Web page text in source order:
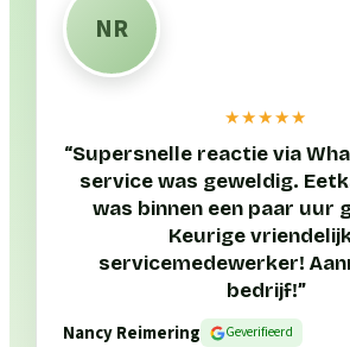
NR
★★★★★
“Supersnelle reactie via
service was geweldig.
was binnen een paar uur
Keurige
servicemedewerker!
bedrijf!”
Nancy Reimering
Geverifieerd